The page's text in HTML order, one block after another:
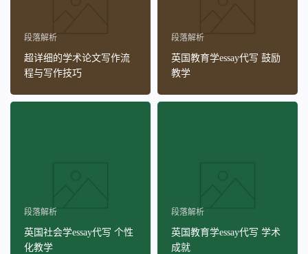
段落解析
超详细的学术论文写作流
程与写作技巧
段落解析
英国教育学essay代写 鼓励
教学
段落解析
英国社会学essay代写 个性
化教学
段落解析
英国教育学essay代写 学术
成就